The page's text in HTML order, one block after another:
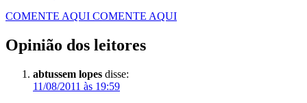
COMENTE AQUI COMENTE AQUI
Opinião dos leitores
abtussem lopes disse:
11/08/2011 às 19:59